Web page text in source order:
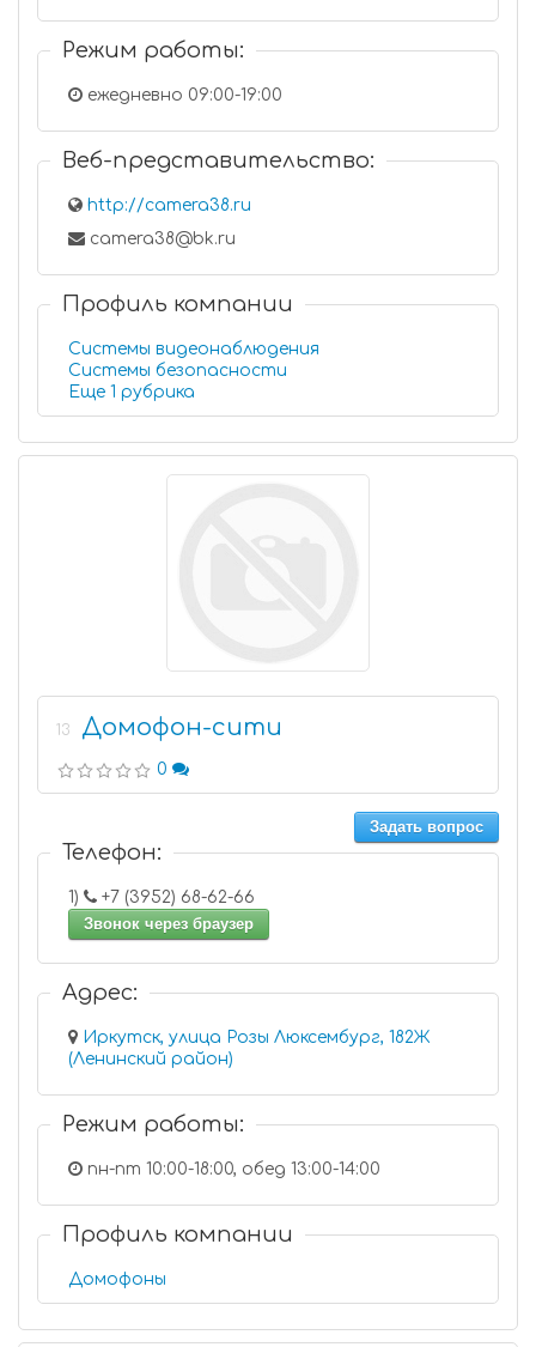
Режим работы:
ежедневно 09:00-19:00
Веб-представительство:
http://camera38.ru
camera38@bk.ru
Профиль компании
Системы видеонаблюдения
Системы безопасности
Еще 1 рубрика
13 Домофон-сити
0
Задать вопрос
Телефон:
1)
+7 (3952) 68-62-66
Звонок через браузер
Адрес:
Иркутск, улица Розы Люксембург, 182Ж
(Ленинский район)
Режим работы:
пн-пт 10:00-18:00, обед 13:00-14:00
Профиль компании
Домофоны